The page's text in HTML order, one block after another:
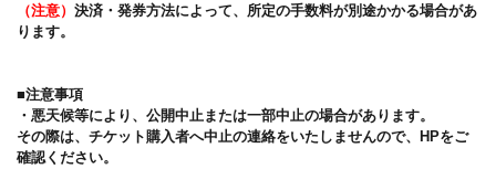
（注意） 決済・発券方法によって、所定の手数料が別途かかる場合があ
ります。
■注意事項
・悪天候等により、公開中止または一部中止の場合があります。
その際は、チケット購入者へ中止の連絡をいたしませんので、HPをご
確認ください。